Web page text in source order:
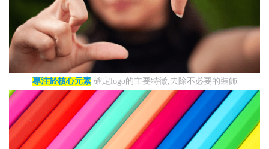
專注於核心元素確定logo的主要特徵,去除不必要的裝飾